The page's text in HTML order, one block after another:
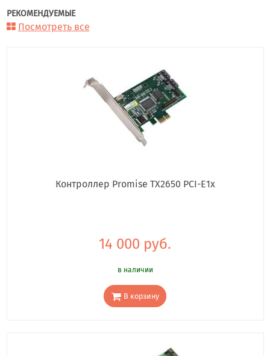
РЕКОМЕНДУЕМЫЕ
Посмотреть все
Контроллер Promise TX2650 PCI-E1x
14 000 руб.
в наличии
В корзину